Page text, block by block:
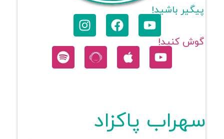
پیگیر باشید!
گوش کنید!
سهراب پاکزاد